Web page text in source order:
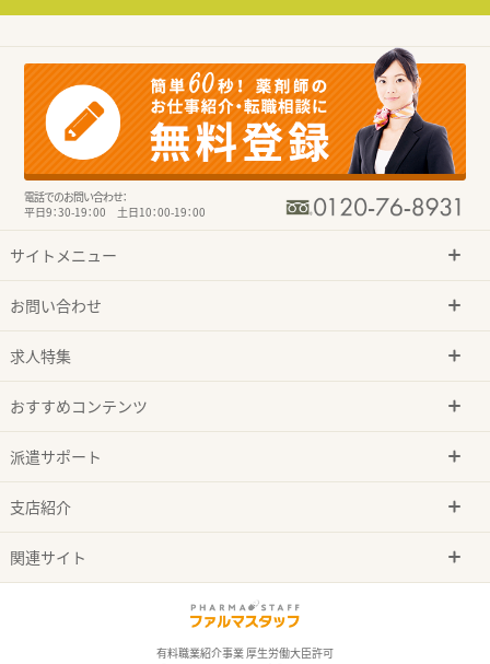
電話でのお問い合わせ：
平日9：30-19：00 土日10：00-19：00
サイトメニュー
お問い合わせ
求人特集
おすすめコンテンツ
派遣サポート
支店紹介
関連サイト
有料職業紹介事業 厚生労働大臣許可